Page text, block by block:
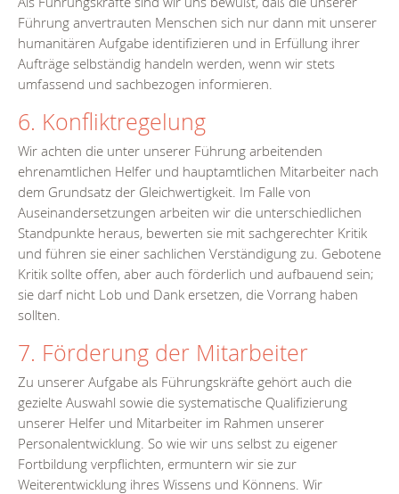
Führung anvertrauten Menschen sich nur dann mit unserer
humanitären Aufgabe identifizieren und in Erfüllung ihrer
Aufträge selbständig handeln werden, wenn wir stets
umfassend und sachbezogen informieren.
6. Konfliktregelung
Wir achten die unter unserer Führung arbeitenden
ehrenamtlichen Helfer und hauptamtlichen Mitarbeiter nach
dem Grundsatz der Gleichwertigkeit. Im Falle von
Auseinandersetzungen arbeiten wir die unterschiedlichen
Standpunkte heraus, bewerten sie mit sachgerechter Kritik
und führen sie einer sachlichen Verständigung zu. Gebotene
Kritik sollte offen, aber auch förderlich und aufbauend sein;
sie darf nicht Lob und Dank ersetzen, die Vorrang haben
sollten.
7. Förderung der Mitarbeiter
Zu unserer Aufgabe als Führungskräfte gehört auch die
gezielte Auswahl sowie die systematische Qualifizierung
unserer Helfer und Mitarbeiter im Rahmen unserer
Personalentwicklung. So wie wir uns selbst zu eigener
Fortbildung verpflichten, ermuntern wir sie zur
Weiterentwicklung ihres Wissens und Könnens. Wir